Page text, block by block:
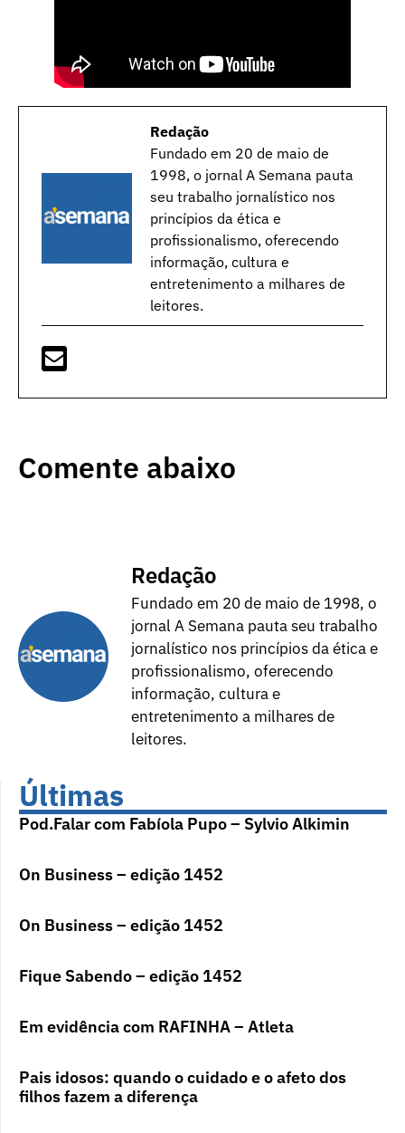
Redação
Fundado em 20 de maio de
1998, o jornal A Semana pauta
seu trabalho jornalístico nos
princípios da ética e
profissionalismo, oferecendo
informação, cultura e
entretenimento a milhares de
leitores.
Comente abaixo
Redação
Fundado em 20 de maio de 1998, o
jornal A Semana pauta seu trabalho
jornalístico nos princípios da ética e
profissionalismo, oferecendo
informação, cultura e
entretenimento a milhares de
leitores.
Últimas
Pod.Falar com Fabíola Pupo – Sylvio Alkimin
On Business – edição 1452
On Business – edição 1452
Fique Sabendo – edição 1452
Em evidência com RAFINHA – Atleta
Pais idosos: quando o cuidado e o afeto dos
filhos fazem a diferença